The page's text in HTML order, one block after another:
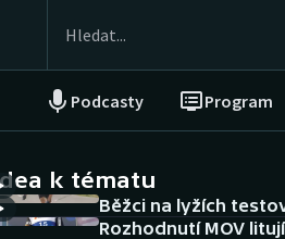
Podcasty Program
NEPŘEHLÉDNĚTE
Historické návraty
k tématu
Běžci na lyžích
Rozhodnutí MOV